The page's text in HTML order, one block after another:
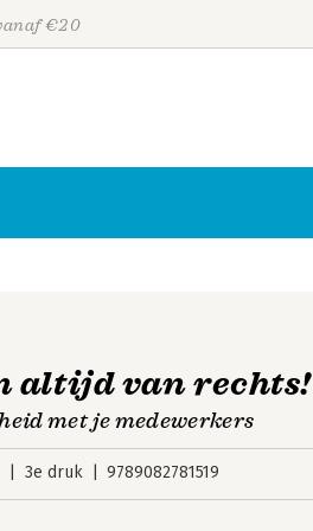
€20
altijd van rechts!
met je medewerkers
3e druk 9789082781519
Personen